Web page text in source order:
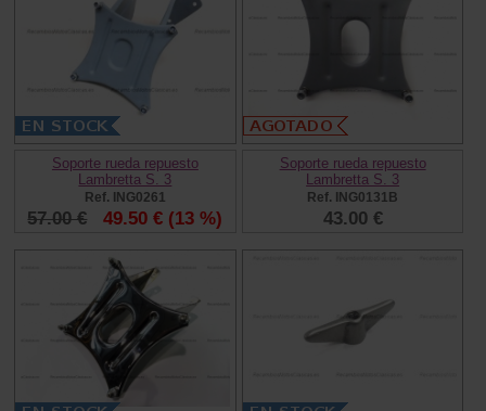
Soporte rueda repuesto
Lambretta S. 3
Ref. ING0261
57.00 € 49.50 € (13 %)
Soporte rueda repuesto
Lambretta S. 3
Ref. ING0131B
43.00 €